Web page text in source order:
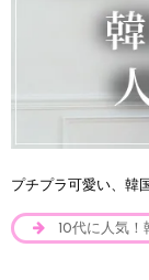
プチプラ可愛い、韓
10代に人気